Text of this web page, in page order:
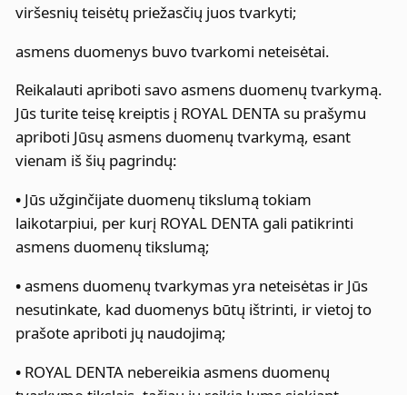
viršesnių teisėtų priežasčių juos tvarkyti;
asmens duomenys buvo tvarkomi neteisėtai.
Reikalauti apriboti savo asmens duomenų tvarkymą.
Jūs turite teisę kreiptis į ROYAL DENTA su prašymu
apriboti Jūsų asmens duomenų tvarkymą, esant
vienam iš šių pagrindų:
•Jūs užginčijate duomenų tikslumą tokiam
laikotarpiui, per kurį ROYAL DENTA gali patikrinti
asmens duomenų tikslumą;
•asmens duomenų tvarkymas yra neteisėtas ir Jūs
nesutinkate, kad duomenys būtų ištrinti, ir vietoj to
prašote apriboti jų naudojimą;
•ROYAL DENTA nebereikia asmens duomenų